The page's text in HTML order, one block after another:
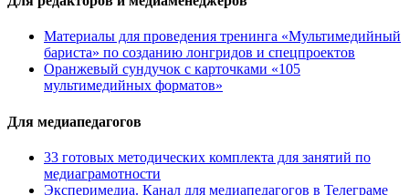
Материалы для проведения тренинга «Мультимедийный
бариста» по созданию лонгридов и спецпроектов
Оранжевый сундучок с карточками «105
мультимедийных форматов»
Для медиапедагогов
33 готовых методических комплекта для занятий по
медиаграмотности
Эксперимедиа. Канал для медиапедагогов в Телеграме